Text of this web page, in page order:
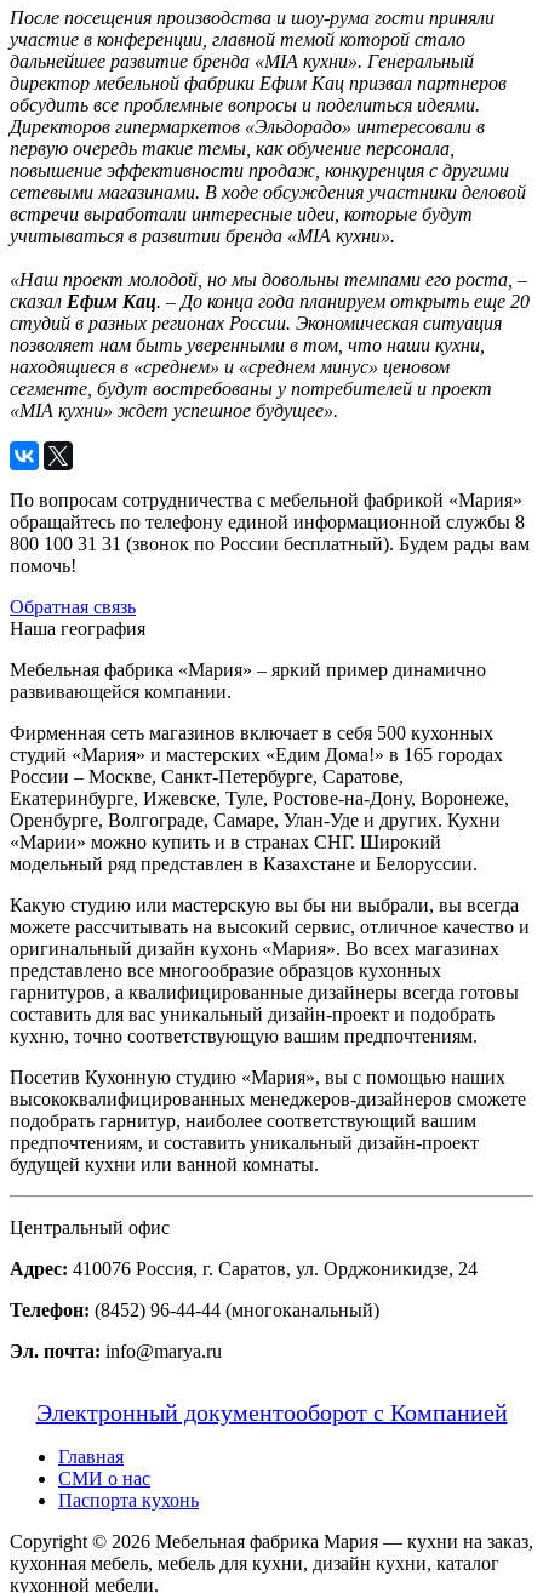
После посещения производства и шоу-рума гости приняли
участие в конференции, главной темой которой стало
дальнейшее развитие бренда «MIA кухни». Генеральный
директор мебельной фабрики Ефим Кац призвал партнеров
обсудить все проблемные вопросы и поделиться идеями.
Директоров гипермаркетов «Эльдорадо» интересовали в
первую очередь такие темы, как обучение персонала,
повышение эффективности продаж, конкуренция с другими
сетевыми магазинами. В ходе обсуждения участники деловой
встречи выработали интересные идеи, которые будут
учитываться в развитии бренда «MIA кухни».
«Наш проект молодой, но мы довольны темпами его роста, –
сказал Ефим Кац. – До конца года планируем открыть еще 20
студий в разных регионах России. Экономическая ситуация
позволяет нам быть уверенными в том, что наши кухни,
находящиеся в «среднем» и «среднем минус» ценовом
сегменте, будут востребованы у потребителей и проект
«MIA кухни» ждет успешное будущее».
По вопросам сотрудничества с мебельной фабрикой «Мария»
обращайтесь по телефону единой информационной службы 8
800 100 31 31 (звонок по России бесплатный). Будем рады вам
помочь!
Обратная связь
Наша география
Мебельная фабрика «Мария» – яркий пример динамично
развивающейся компании.
Фирменная сеть магазинов включает в себя 500 кухонных
студий «Мария» и мастерских «Едим Дома!» в 165 городах
России – Москве, Санкт-Петербурге, Саратове,
Екатеринбурге, Ижевске, Туле, Ростове-на-Дону, Воронеже,
Оренбурге, Волгограде, Самаре, Улан-Уде и других. Кухни
«Марии» можно купить и в странах СНГ. Широкий
модельный ряд представлен в Казахстане и Белоруссии.
Какую студию или мастерскую вы бы ни выбрали, вы всегда
можете рассчитывать на высокий сервис, отличное качество и
оригинальный дизайн кухонь «Мария». Во всех магазинах
представлено все многообразие образцов кухонных
гарнитуров, а квалифицированные дизайнеры всегда готовы
составить для вас уникальный дизайн-проект и подобрать
кухню, точно соответствующую вашим предпочтениям.
Посетив Кухонную студию «Мария», вы с помощью наших
высококвалифицированных менеджеров-дизайнеров сможете
подобрать гарнитур, наиболее соответствующий вашим
предпочтениям, и составить уникальный дизайн-проект
будущей кухни или ванной комнаты.
Центральный офис
Адрес: 410076 Россия, г. Саратов, ул. Орджоникидзе, 24
Телефон: (8452) 96-44-44 (многоканальный)
Эл. почта: info@marya.ru
Электронный документооборот с Компанией
Главная
СМИ о нас
Паспорта кухонь
Copyright © 2026 Мебельная фабрика Мария — кухни на заказ,
кухонная мебель, мебель для кухни, дизайн кухни, каталог
кухонной мебели.